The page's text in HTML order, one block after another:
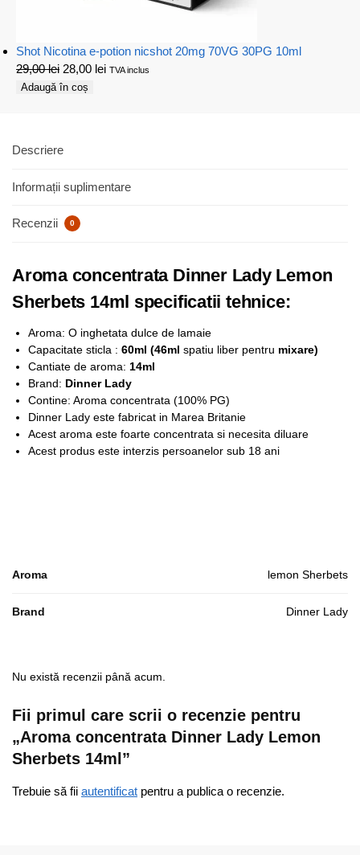
Shot Nicotina e-potion nicshot 20mg 70VG 30PG 10ml
29,00lei 28,00 lei TVA inclus
Adaugă în coș
Descriere
Informații suplimentare
Recenzii 0
Aroma concentrata Dinner Lady Lemon
Sherbets 14ml specificatii tehnice:
Aroma: O inghetata dulce de lamaie
Capacitate sticla : 60ml (46ml spatiu liber pentru mixare)
Cantiate de aroma: 14ml
Brand: Dinner Lady
Contine: Aroma concentrata (100% PG)
Dinner Lady este fabricat in Marea Britanie
Acest aroma este foarte concentrata si necesita diluare
Acest produs este interzis persoanelor sub 18 ani
Aroma lemon Sherbets
Brand Dinner Lady
Nu există recenzii până acum.
Fii primul care scrii o recenzie pentru
„Aroma concentrata Dinner Lady Lemon
Sherbets 14ml”
Trebuie să fii autentificat pentru a publica o recenzie.